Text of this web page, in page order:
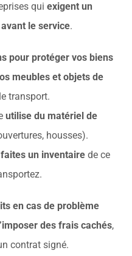
qui exigent un
le service.
pour protéger vos biens
meubles et objets de
transport.
utilise du matériel de
housses).
un inventaire de ce
en cas de problème
des frais cachés,
contrat signé.